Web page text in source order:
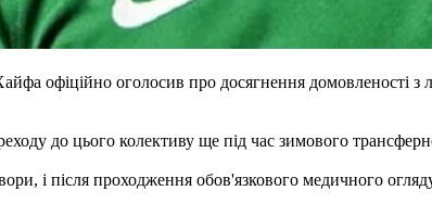
офіційно оголосив про досягнення домовленості
до цього колективу ще під час зимового
і після проходження обов'язкового медичного